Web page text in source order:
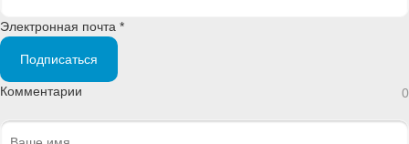
Электронная почта *
Подписаться
Комментарии 0